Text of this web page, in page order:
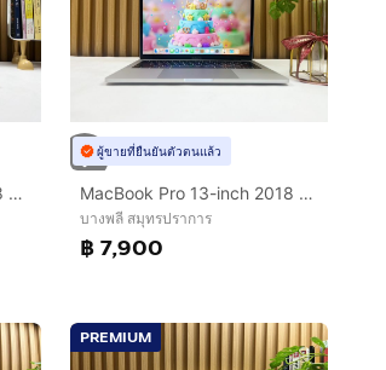
MacBook Neo 13-inch A18 Pro 2026 Ram8GB SSD256GB Citrus
ผู้ขายที่ยืนยันตัวตนแล้ว
MacBook Pro 13-inch 2018 Four Thunderbolt 3 Ports Ram8GB SSD512GB Silver
บางพลี สมุทรปราการ
฿ 7,900
PREMIUM